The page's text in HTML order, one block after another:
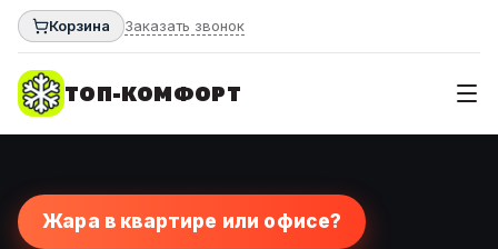
Корзина Заказать звонок
ТОП-КОМФОРТ
Жара в квартире или офисе?